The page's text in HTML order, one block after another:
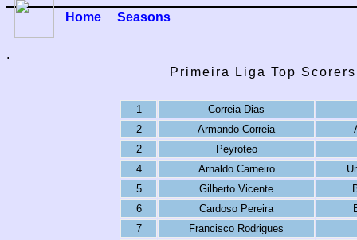
Home Seasons
.
Primeira Liga Top
1
Correia Dias
2
Armando Correia
2
Peyroteo
4
Arnaldo Carneiro
5
Gilberto Vicente
6
Cardoso Pereira
7
Francisco Rodrigues